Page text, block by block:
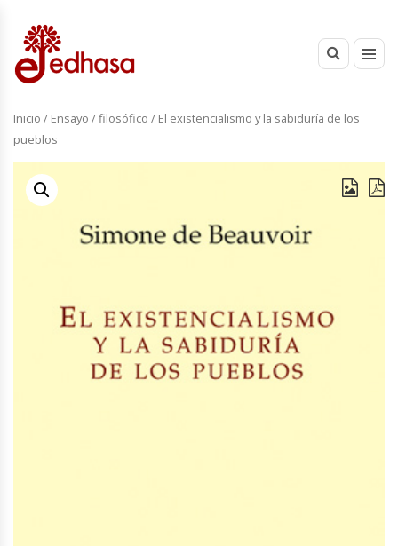
Inicio / Ensayo /filosófico / El existencialismo y la sabiduría de los
pueblos